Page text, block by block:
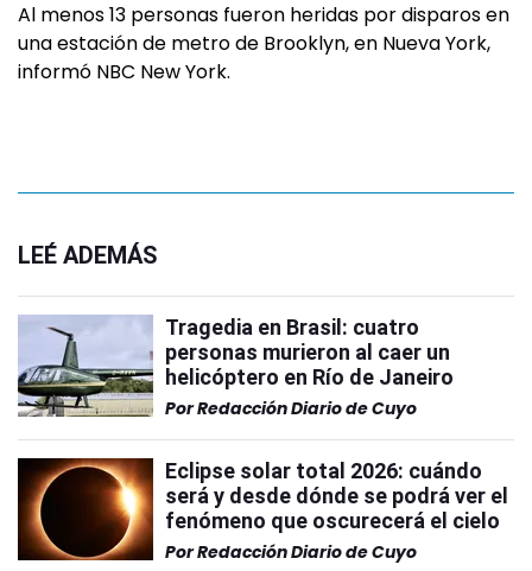
Al menos 13 personas fueron heridas por disparos en
una estación de metro de Brooklyn, en Nueva York,
informó NBC New York.
LEÉ ADEMÁS
Tragedia en Brasil: cuatro
personas murieron al caer un
helicóptero en Río de Janeiro
PorRedacción Diario de Cuyo
Eclipse solar total 2026: cuándo
será y desde dónde se podrá ver el
fenómeno que oscurecerá el cielo
PorRedacción Diario de Cuyo